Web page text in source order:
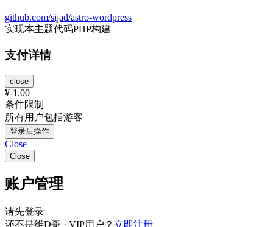
github.com/sijad/astro-wordpress
实现本主题代码PHP构建
支付详情
close
¥-1.00
条件限制
所有用户包括游客
登录后操作
Close
Close
账户管理
请先登录
还不是维D哥 · VIP用户？ 立即注册